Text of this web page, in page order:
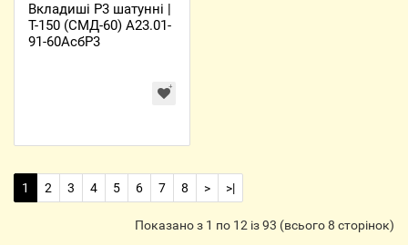
Вкладиші Р3 шатунні |
Т-150 (СМД-60) А23.01-
91-60АсбР3
1 2 3 4 5 6 7 8 > >|
Показано з 1 по 12 із 93 (всього 8 сторінок)